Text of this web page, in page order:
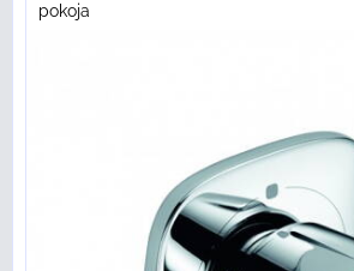
pokoja